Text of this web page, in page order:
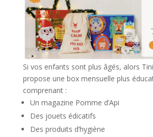
Si vos enfants sont plus âgés, alors
propose une box mensuelle plus
comprenant :
Un magazine Pomme d’Api
Des jouets édicatifs
Des produits d’hygiène